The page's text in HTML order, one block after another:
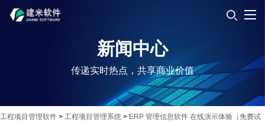
新闻中心
传递实时热点，共享商业价值
工程项目管理软件 > 工程项目管理系统 > ERP 管理信息软件 在线演示体验（免费试